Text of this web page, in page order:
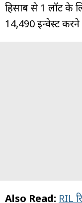
हिसाब से 1 लॉट के
₹14,490 इन्वेस्ट करने
Also Read: RIL